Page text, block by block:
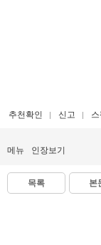
추천확인 신고
메뉴 인장보기
목록 본